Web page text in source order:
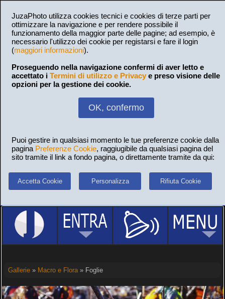
JuzaPhoto utilizza cookies tecnici e cookies di terze parti per
ottimizzare la navigazione e per rendere possibile il
funzionamento della maggior parte delle pagine; ad esempio, è
necessario l'utilizzo dei cookie per registarsi e fare il login
(maggiori informazioni).
Proseguendo nella navigazione confermi di aver letto e
accettato i Termini di utilizzo e Privacy e preso visione delle
opzioni per la gestione dei cookie.
OK, confermo
Puoi gestire in qualsiasi momento le tue preferenze cookie dalla
pagina Preferenze Cookie, raggiugibile da qualsiasi pagina del
sito tramite il link a fondo pagina, o direttamente tramite da qui:
Accetta Cookie Personalizza Rifiuta Cookie
Gallerie» Macro e Flora» Foglie